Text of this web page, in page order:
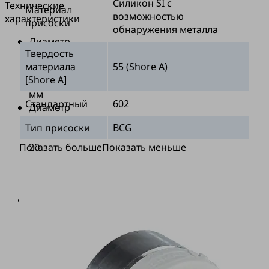
Технические
характеристики
Диаметр
рабочей
зоны:
30
мм
Диаметр
от
20
совместимого)
Материал
присоски
Силикон SI с
возможностью
обнаружения металла
Твердость
материала
[Shore A]
55 (Shore A)
Стандартный
602
Тип присоски
BCG
Показать большеПоказать меньше